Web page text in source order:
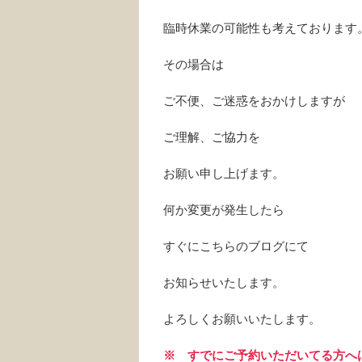
臨時休業の可能性も考えております
その場合は
ご不便、ご迷惑をおかけしますが
ご理解、ご協力を
お願い申し上げます。
何か変更が発生したら
すぐにこちらのブログにて
お知らせいたします。
よろしくお願いいたします。
※ すでにご予約いただいてる方へ